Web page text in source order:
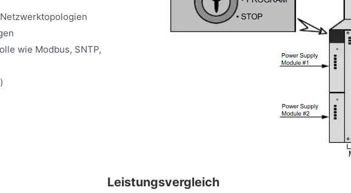
wie Modbus, SNTP,
Leistungsvergleich